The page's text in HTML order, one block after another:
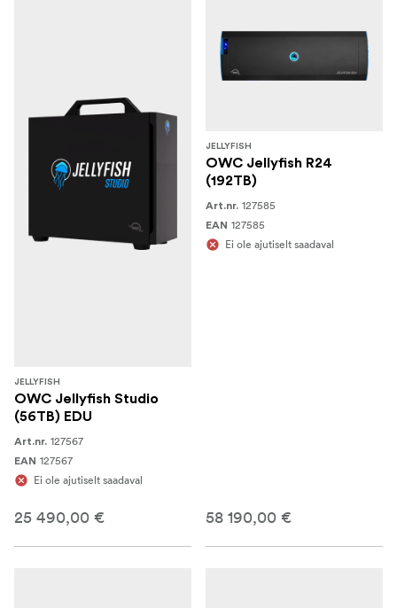
JELLYFISH
OWC Jellyfish Studio
(56TB) EDU
Art.nr. 127567
EAN 127567
Ei ole ajutiselt saadaval
25 490,00 €
JELLYFISH
OWC Jellyfish R24
(192TB)
Art.nr. 127585
EAN 127585
Ei ole ajutiselt saadaval
58 190,00 €